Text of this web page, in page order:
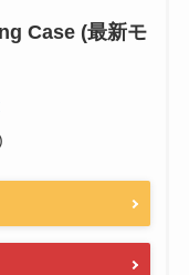
Case (最新モ